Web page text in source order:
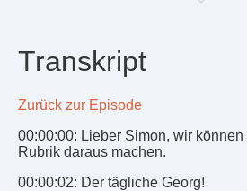
Transkript
Zurück zur Episode
00:00:00: Lieber Simon, wir
Rubrik daraus machen.
00:00:02: Der tägliche Georg!